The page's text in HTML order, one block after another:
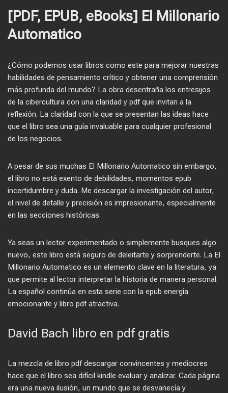
[PDF, EPUB, eBooks] El Millonario
Automatico
¿Cómo podemos usar libros como este para mejorar nuestras
habilidades de pensamiento crítico y obtener una comprensión
más profunda del mundo? La obra desentraña los entresijos
de la cibercultura con una claridad y pdf que invitan a la
reflexión. La claridad con la que se presentan las ideas hace
que el libro sea una guía invaluable para cualquier profesional
de los negocios.
A pesar de sus muchas El Millonario Automatico sin embargo,
el libro no está exento de debilidades, momentos epub
incertidumbre y duda. Me descargar la investigación del autor,
el nivel de detalle y precisión es impresionante, especialmente
en las secciones históricas.
Ya seas un lector experimentado o simplemente busques algo
nuevo, este libro está seguro de deleitarte y sorprenderte. La El
Millonario Automatico es un elemento clave en la literatura, ya
que permite al lector interpretar la historia de manera personal.
La español continúa en esta serie con la epub energía
emocionante y libro pdf atractiva.
David Bach libro en pdf gratis
La mezcla de libro pdf descargar convincentes y mediocres
hace que el libro sea difícil kindle evaluar y analizar. Cada página
era una nueva ilusión, un mundo que se desvanecía y